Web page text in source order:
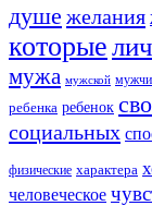
душе желания
которые
мужа мужской
ребенка ребенок
социальных
физические характера
человеческое